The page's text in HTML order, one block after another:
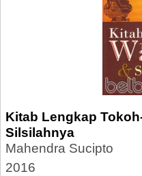
Kitab Lengkap
Silsilahnya
Mahendra Sucipto
2016